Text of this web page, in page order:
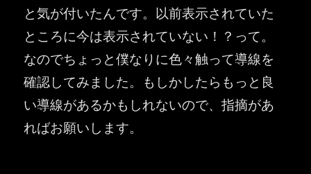
と気が付いたんです。以前表示されていた
ところに今は表示されていない！？って。
なのでちょっと僕なりに色々触って導線を
確認してみました。もしかしたらもっと良
い導線があるかもしれないので、指摘があ
ればお願いします。